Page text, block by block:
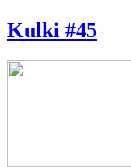
Kulki #45